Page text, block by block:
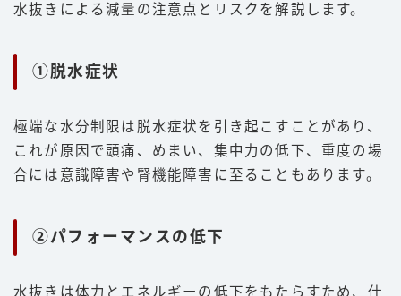
水抜きによる減量の注意点とリスクを解説します。
①脱水症状
極端な水分制限は脱水症状を引き起こすことがあり、
これが原因で頭痛、めまい、集中力の低下、重度の場
合には意識障害や腎機能障害に至ることもあります。
②パフォーマンスの低下
水抜きは体力とエネルギーの低下をもたらすため、仕